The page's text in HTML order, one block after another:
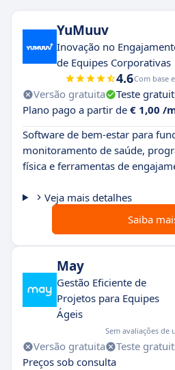
YuMuuv
Inovação no
de Equipes Corporativas
4.6Com base
Versão gratuita Teste
Plano pago a partir de € 1,00 /
Software de bem-estar para
monitoramento de saúde,
física e ferramentas de
Veja mais detalhes
Saiba
May
Gestão Eficiente de
Projetos para Equipes
Ágeis
Sem avaliações de
Versão gratuita Teste
Preços sob consulta